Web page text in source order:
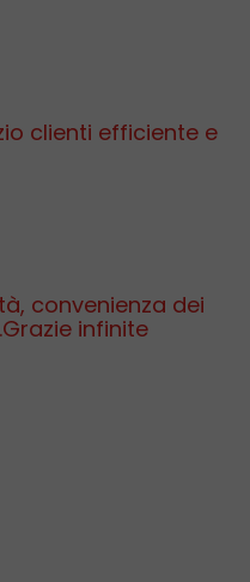
clienti efficiente e
convenienza dei
infinite